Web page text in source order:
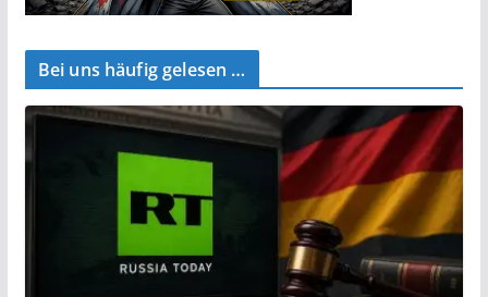
Bei uns häufig gelesen …